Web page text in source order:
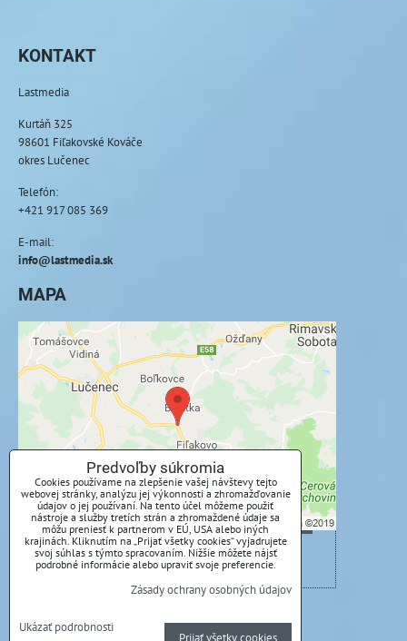
KONTAKT
Lastmedia
Kurtáň 325
98601 Fiľakovské Kováče
okres Lučenec
Telefón:
+421 917 085 369
E-mail:
info@lastmedia.sk
MAPA
Externý obsah je blokovaný Voľbami
súkromia
Prajete si načítať externý obsah?
Povoliť tentokrát
Povoliť a zapamätať - súhlas s druhom cookie:
Funkčné
Otvoriť obsah v novom okne
Predvoľby súkromia
Cookies používame na zlepšenie vašej návštevy tejto
webovej stránky, analýzu jej výkonnosti a zhromažďovanie
údajov o jej používaní. Na tento účel môžeme použiť
nástroje a služby tretích strán a zhromaždené údaje sa
môžu preniesť k partnerom v EÚ, USA alebo iných
krajinách. Kliknutím na „Prijať všetky cookies“ vyjadrujete
svoj súhlas s týmto spracovaním. Nižšie môžete nájsť
podrobné informácie alebo upraviť svoje preferencie.
Zásady ochrany osobných údajov
Ukázať podrobnosti
Prijať všetky cookies